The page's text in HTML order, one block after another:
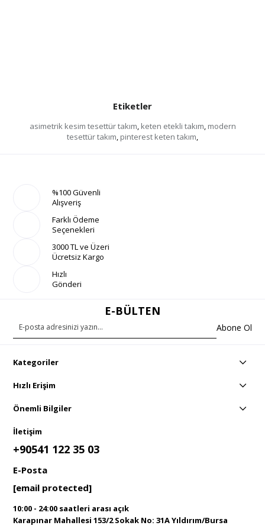
Etiketler
asimetrik kesim tesettür takım, keten etekli takım, modern
tesettür takım, pinterest keten takım,
%100 Güvenli
Alışveriş
Farklı Ödeme
Seçenekleri
3000 TL ve Üzeri
Ücretsiz Kargo
Hızlı
Gönderi
E-BÜLTEN
Abone Ol
Kategoriler
Hızlı Erişim
Önemli Bilgiler
İletişim
+90541 122 35 03
E-Posta
[email protected]
10:00 - 24:00 saatleri arası açık
Karapınar Mahallesi 153/2 Sokak No: 31A Yıldırım/Bursa